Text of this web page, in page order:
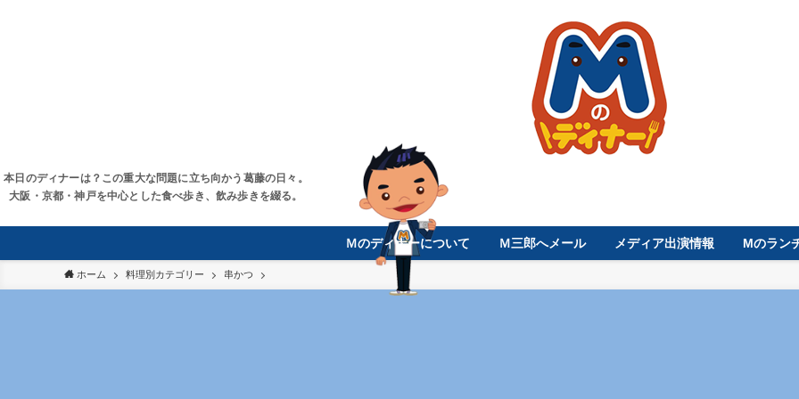
本日のディナーは？この重大な問題に立ち向かう葛藤の日々。
大阪・京都・神戸を中心とした食べ歩き、飲み歩きを綴る。
Ｍのディナーについて Ｍ三郎へメール メディア出演情報 Mのラン
ホーム 料理別カテゴリー 串かつ